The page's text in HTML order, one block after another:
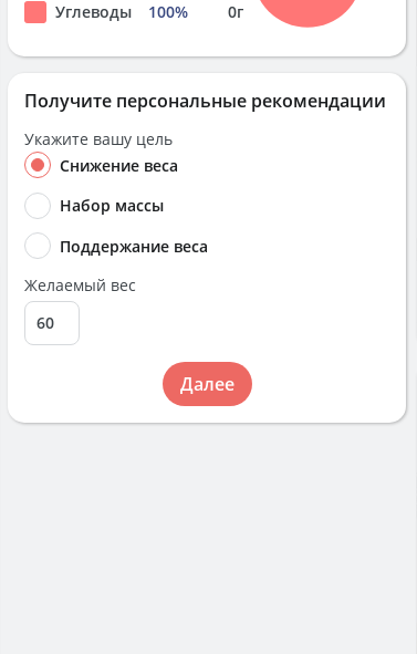
Углеводы
100% 0г
Получите персональные рекомендации
Укажите вашу цель
Снижение веса
Набор массы
Поддержание веса
Желаемый вес
Далее